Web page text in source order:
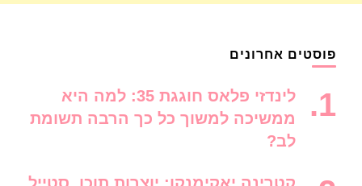
פוסטים אחרונים
לינדזי פלאס חוגגת 35: למה היא
ממשיכה למשוך כל כך הרבה תשומת
לב?